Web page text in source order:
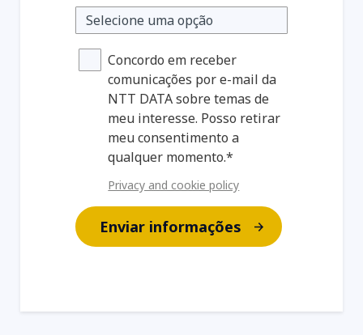
Concordo em receber
comunicações por e-mail da
NTT DATA sobre temas de
meu interesse. Posso retirar
meu consentimento a
qualquer momento.*
Privacy and cookie policy
Enviar informações